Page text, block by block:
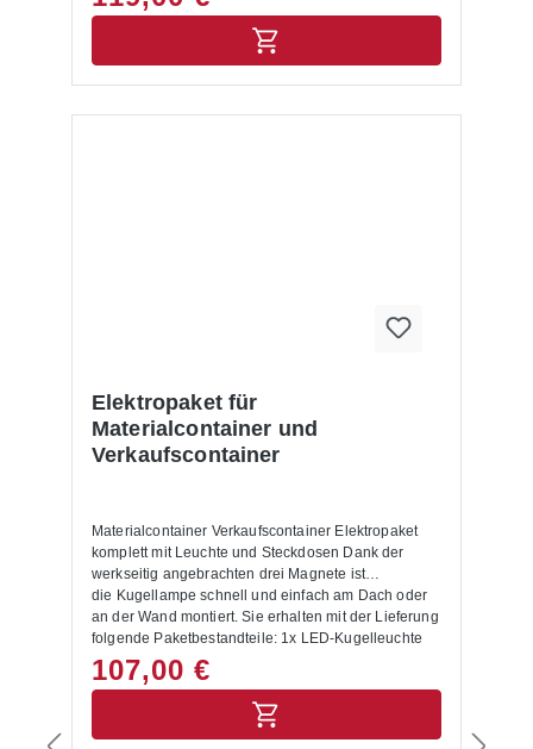
Elektropaket für
Materialcontainer und
Verkaufscontainer
Materialcontainer Verkaufscontainer Elektropaket
komplett mit Leuchte und Steckdosen Dank der
werkseitig angebrachten drei Magnete ist
die Kugellampe schnell und einfach am Dach oder
an der Wand montiert. Sie erhalten mit der Lieferung
folgende Paketbestandteile: 1x LED-Kugelleuchte
inkl. 2 Schuko-Steckdosen (230V) 1x
Anschlussleitung mit Schuko-Stecker, Kabellänge 5
m Ein-/Aus-Schalter Hängevorrichtung
107,00 €